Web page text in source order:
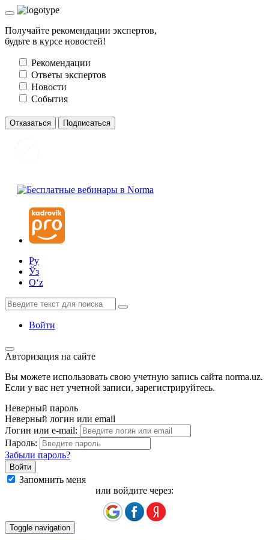
Получайте рекомендации экспертов,
будьте в курсе новостей!
Рекомендации
Ответы экспертов
Новости
События
Отказаться Подписаться
Ру
Ўз
Oʻz
Войти
Авторизация на сайте
Вы можете использовать свою учетную запись сайта norma.uz.
Если у вас нет учетной записи, зарегистрируйтесь.
Неверный пароль
Неверный логин или email
Логин или e-mail:
Пароль:
Забыли пароль?
Запомнить меня
или войдите через:
Toggle navigation